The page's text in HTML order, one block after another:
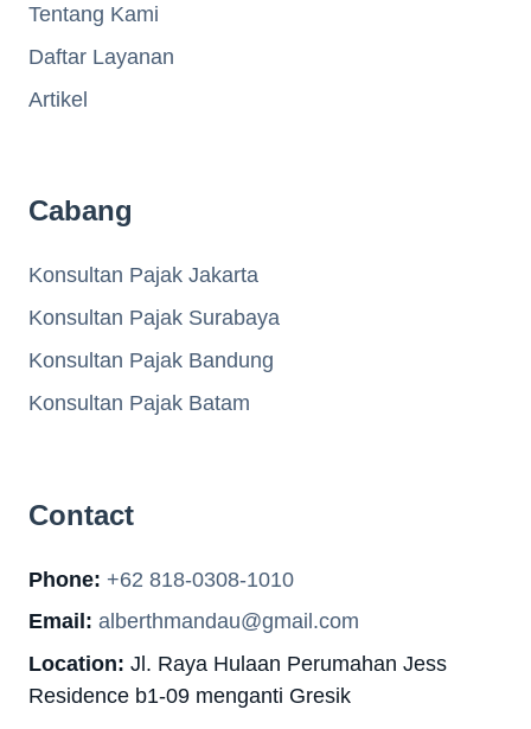
Tentang Kami
Daftar Layanan
Artikel
Cabang
Konsultan Pajak Jakarta
Konsultan Pajak Surabaya
Konsultan Pajak Bandung
Konsultan Pajak Batam
Contact
Phone: +62 818-0308-1010
Email: alberthmandau@gmail.com
Location: Jl. Raya Hulaan Perumahan Jess
Residence b1-09 menganti Gresik